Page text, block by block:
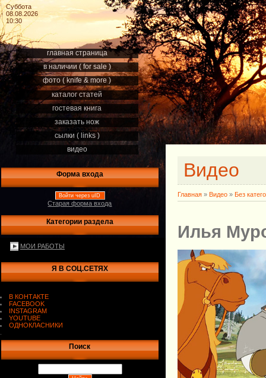
Суббота
08.08.2026
10:30
главная страница
в наличии ( for sale )
фото ( knife & more )
каталог статей
гостевая книга
заказать нож
сылки ( links )
видео
Форма входа
Войти через uID
Старая форма входа
Категории раздела
МОИ РАБОТЫ
Я В СОЦ.СЕТЯХ
В КОНТАКТЕ
FACEBOOK
INSTAGRAM
YOUTUBE
ОДНОКЛАСНИКИ
Поиск
Видео
Главная » Видео » Без
Илья